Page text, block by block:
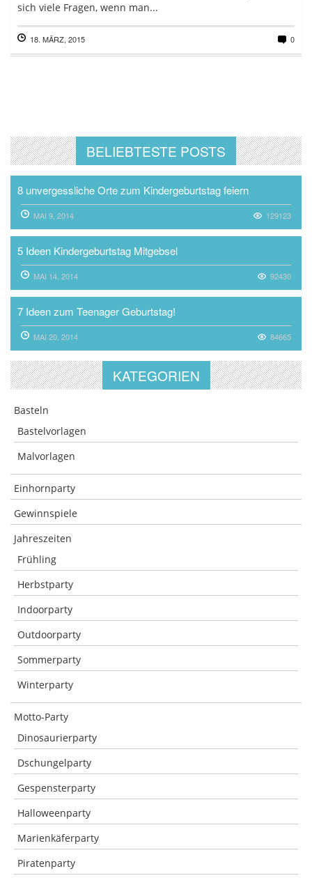
sich viele Fragen, wenn man...
18. MÄRZ, 2015 0
BELIEBTESTE POSTS
8 unvergessliche Orte zum Kindergeburtstag feiern
MAI 9, 2014 129123
5 Ideen Kindergeburtstag Mitgebsel
MAI 14, 2014 92430
7 Ideen zum Teenager Geburtstag!
MAI 20, 2014 84665
KATEGORIEN
Basteln
Bastelvorlagen
Malvorlagen
Einhornparty
Gewinnspiele
Jahreszeiten
Frühling
Herbstparty
Indoorparty
Outdoorparty
Sommerparty
Winterparty
Motto-Party
Dinosaurierparty
Dschungelparty
Gespensterparty
Halloweenparty
Marienkäferparty
Piratenparty